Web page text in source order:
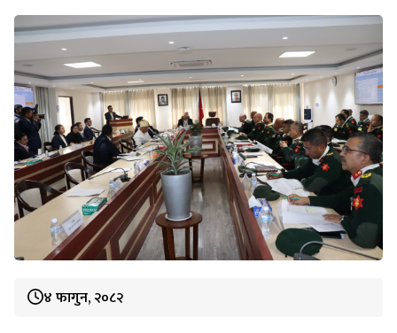
४ फागुन, २०८२